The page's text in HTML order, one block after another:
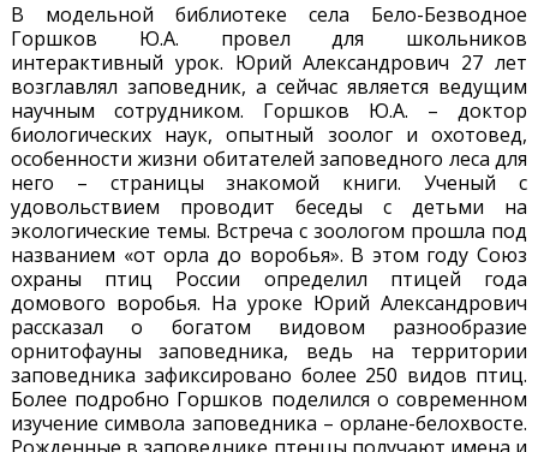
В модельной библиотеке села Бело-Безводное
Горшков Ю.А. провел для школьников
интерактивный урок. Юрий Александрович 27 лет
возглавлял заповедник, а сейчас является ведущим
научным сотрудником. Горшков Ю.А. – доктор
биологических наук, опытный зоолог и охотовед,
особенности жизни обитателей заповедного леса для
него – страницы знакомой книги. Ученый с
удовольствием проводит беседы с детьми на
экологические темы. Встреча с зоологом прошла под
названием «от орла до воробья». В этом году Союз
охраны птиц России определил птицей года
домового воробья. На уроке Юрий Александрович
рассказал о богатом видовом разнообразие
орнитофауны заповедника, ведь на территории
заповедника зафиксировано более 250 видов птиц.
Более подробно Горшков поделился о современном
изучение символа заповедника – орлане-белохвосте.